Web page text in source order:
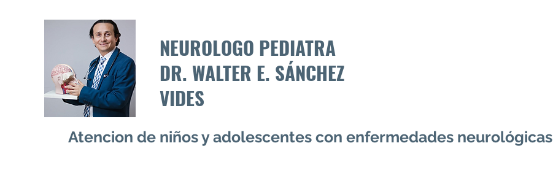
NEUROLOGO PEDIATRA
DR. WALTER E. SÁNCHEZ
VIDES
Atencion de niños y adolescentes con enfermedades neurológicas